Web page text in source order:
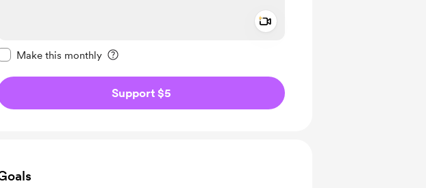
Make this monthly
Support $5